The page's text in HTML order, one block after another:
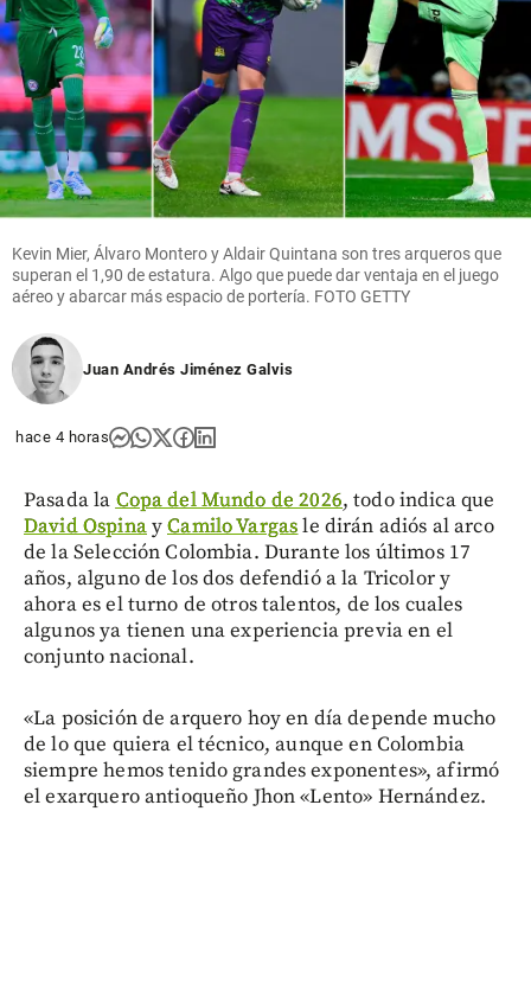
Kevin Mier, Álvaro Montero y Aldair Quintana son tres arqueros que
superan el 1,90 de estatura. Algo que puede dar ventaja en el juego
aéreo y abarcar más espacio de portería. FOTO GETTY
Juan Andrés Jiménez Galvis
hace 4 horas
Pasada laCopa del Mundo de 2026, todo indica que
David OspinayCamilo Vargasle dirán adiós al arco
de la Selección Colombia. Durante los últimos 17
años, alguno de los dos defendió a la Tricolor y
ahora es el turno de otros talentos, de los cuales
algunos ya tienen una experiencia previa en el
conjunto nacional.
«La posición de arquero hoy en día depende mucho
de lo que quiera el técnico, aunque en Colombia
siempre hemos tenido grandes exponentes», afirmó
el exarquero antioqueño Jhon «Lento» Hernández.